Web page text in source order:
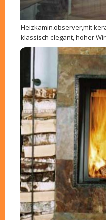
Heizkamin,observer,mit
klassisch elegant, hoher